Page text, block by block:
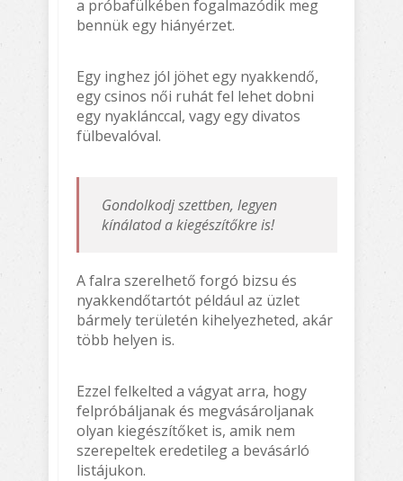
a próbafülkében fogalmazódik meg
bennük egy hiányérzet.
Egy inghez jól jöhet egy nyakkendő,
egy csinos női ruhát fel lehet dobni
egy nyaklánccal, vagy egy divatos
fülbevalóval.
Gondolkodj szettben, legyen
kínálatod a kiegészítőkre is!
A falra szerelhető forgó bizsu és
nyakkendőtartót például az üzlet
bármely területén kihelyezheted, akár
több helyen is.
Ezzel felkelted a vágyat arra, hogy
felpróbáljanak és megvásároljanak
olyan kiegészítőket is, amik nem
szerepeltek eredetileg a bevásárló
listájukon.